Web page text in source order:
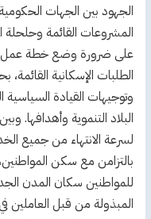
الجهود بين الجهات
المشروعات القائمة
على ضرورة وضع خطة عمل
الطلبات الإسكانية
وتوجيهات القيادة
البلاد التنموية وأهدافها.
لسرعة الانتهاء من جميع
بالتزامن مع سكن
للمواطنين سكان المدن
المبذولة من قبل العاملين